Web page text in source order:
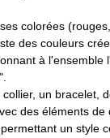
colorées
des couleurs
à l'ensemble
un bracelet,
des éléments de
un style